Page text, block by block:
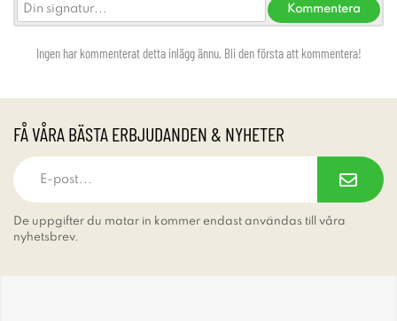
Ingen har kommenterat detta inlägg ännu. Bli den första att kommentera!
FÅ VÅRA BÄSTA ERBJUDANDEN & NYHETER
De uppgifter du matar in kommer endast användas till våra
nyhetsbrev.